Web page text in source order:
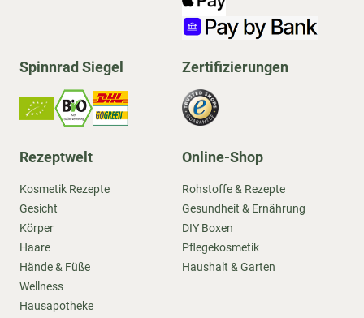
Spinnrad Siegel Zertifizierungen
Rezeptwelt
Kosmetik Rezepte
Gesicht
Körper
Haare
Hände & Füße
Wellness
Hausapotheke
Online-Shop
Rohstoffe & Rezepte
Gesundheit & Ernährung
DIY Boxen
Pflegekosmetik
Haushalt & Garten